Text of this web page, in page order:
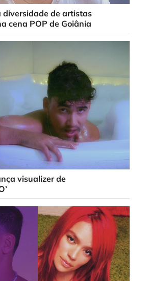
diversidade de artistas
cena POP de Goiânia
visualizer de